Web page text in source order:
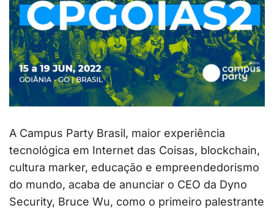
A Campus Party Brasil, maior experiência
tecnológica em Internet das Coisas, blockchain,
cultura marker, educação e empreendedorismo
do mundo, acaba de anunciar o CEO da Dyno
Security, Bruce Wu, como o primeiro palestrante